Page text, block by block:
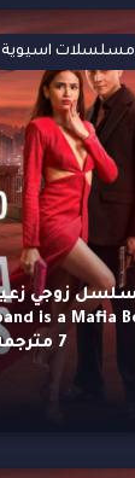
7 مترجمة
مسلسلات اسيوية